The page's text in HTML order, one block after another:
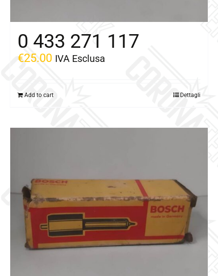
0 433 271 117
€25.00 IVA Esclusa
Add to cart Dettagli